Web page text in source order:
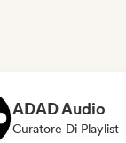
ADAD Audio
Curatore Di Playlist